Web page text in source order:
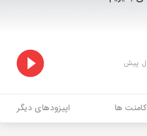
کامنت ها اپیزودهای دیگر